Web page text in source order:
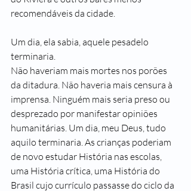
recomendáveis da cidade.
Um dia, ela sabia, aquele pesadelo
terminaria.
Não haveriam mais mortes nos porões
da ditadura. Não haveria mais censura à
imprensa. Ninguém mais seria preso ou
desprezado por manifestar opiniões
humanitárias. Um dia, meu Deus, tudo
aquilo terminaria. As crianças poderiam
de novo estudar História nas escolas,
uma História crítica, uma História do
Brasil cujo currículo passasse do ciclo da